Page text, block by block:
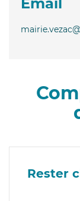
Rester